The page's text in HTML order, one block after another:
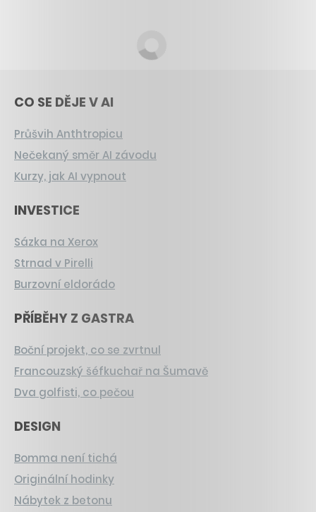
CO SE DĚJE V AI
Průšvih Anthtropicu
Nečekaný směr AI závodu
Kurzy, jak AI vypnout
INVESTICE
Sázka na Xerox
Strnad v Pirelli
Burzovní eldorádo
PŘÍBĚHY Z GASTRA
Boční projekt, co se zvrtnul
Francouzský šéfkuchař na Šumavě
Dva golfisti, co pečou
DESIGN
Bomma není tichá
Originální hodinky
Nábytek z betonu